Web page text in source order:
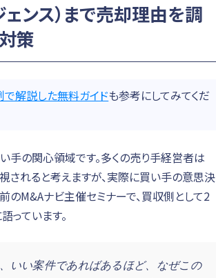
ンス）まで売却理由を調
策
解説した無料ガイドも参考にしてみてくだ
手の関心領域です。多くの売り手経営者は
視されると考えますが、実際に買い手の意思決
のM&Aナビ主催セミナーで、買収側として2
っています。
いい案件であればあるほど、なぜこの